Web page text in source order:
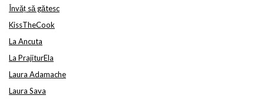
Învăț să gătesc
KissTheCook
La Ancuta
La PrajiturEla
Laura Adamache
Laura Sava